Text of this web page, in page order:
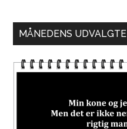
MÅNEDENS UDVALGTE